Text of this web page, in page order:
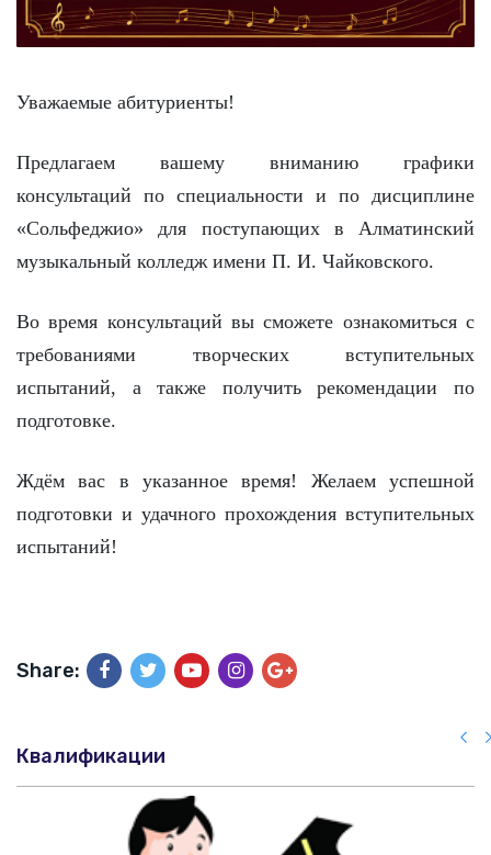
Уважаемые абитуриенты!
Предлагаем вашему вниманию графики
консультаций по специальности и по дисциплине
«Сольфеджио» для поступающих в Алматинский
музыкальный колледж имени П. И. Чайковского.
Во время консультаций вы сможете ознакомиться с
требованиями творческих вступительных
испытаний, а также получить рекомендации по
подготовке.
Ждём вас в указанное время! Желаем успешной
подготовки и удачного прохождения вступительных
испытаний!
Share:
Квалификации